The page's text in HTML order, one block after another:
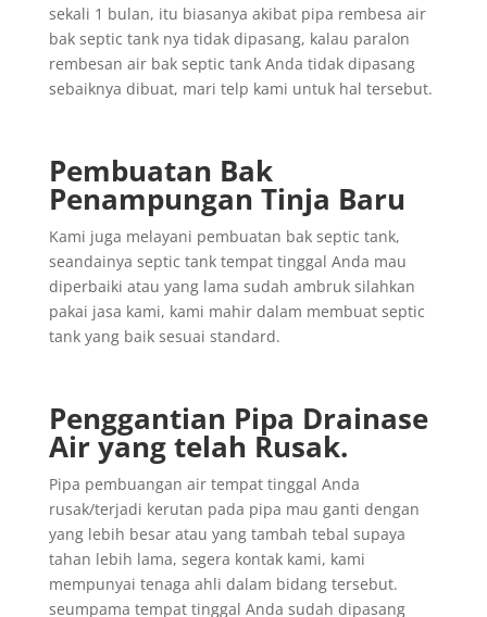
sekali 1 bulan, itu biasanya akibat pipa rembesa air
bak septic tank nya tidak dipasang, kalau paralon
rembesan air bak septic tank Anda tidak dipasang
sebaiknya dibuat, mari telp kami untuk hal tersebut.
Pembuatan Bak
Penampungan Tinja Baru
Kami juga melayani pembuatan bak septic tank,
seandainya septic tank tempat tinggal Anda mau
diperbaiki atau yang lama sudah ambruk silahkan
pakai jasa kami, kami mahir dalam membuat septic
tank yang baik sesuai standard.
Penggantian Pipa Drainase
Air yangtelah Rusak.
Pipa pembuangan air tempat tinggal Anda
rusak/terjadi kerutan pada pipa mau ganti dengan
yang lebih besar atau yang tambah tebal supaya
tahan lebih lama, segera kontak kami, kami
mempunyai tenaga ahli dalam bidang tersebut.
seumpama tempat tinggal Anda sudah dipasang